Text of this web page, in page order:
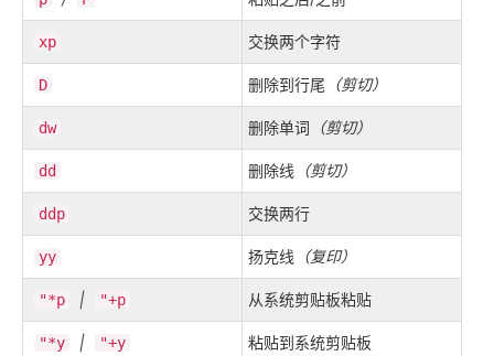
xp 交换两个字符
D 删除到行尾 （剪切）
dw 删除单词 （剪切）
dd 删除线 （剪切）
ddp 交换两行
yy 扬克线 （复印）
"*p | "+p 从系统剪贴板粘贴
"*y | "+y 粘贴到系统剪贴板